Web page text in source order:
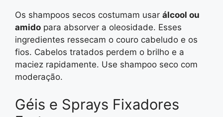
Os shampoos secos costumam usar álcool ou
amido para absorver a oleosidade. Esses
ingredientes ressecam o couro cabeludo e os
fios. Cabelos tratados perdem o brilho e a
maciez rapidamente. Use shampoo seco com
moderação.
Géis e Sprays Fixadores